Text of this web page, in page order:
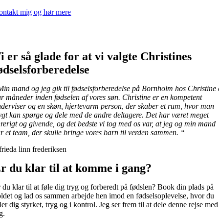
mig og hør mere
er så glade for at vi valgte Christines
mand og jeg gik til fødselsforberedelse på Bornholm hos Christine
måneder inden fødselen af vores søn. Christine er en kompetent
og en skøn, hjertevarm person, der skaber et rum, hvor man
kan spørge og dele med de andre deltagere. Det har været meget
og givende, og det bedste vi tog med os var, at jeg og min mand
et team, der skulle bringe vores barn til verden sammen. “
linn frederiksen
du klar til at komme i gang?
du klar til at føle dig tryg og forberedt på fødslen? Book din plads på
og lad os sammen arbejde hen imod en fødselsoplevelse, hvor du
dig styrket, tryg og i kontrol. Jeg ser frem til at dele denne rejse med